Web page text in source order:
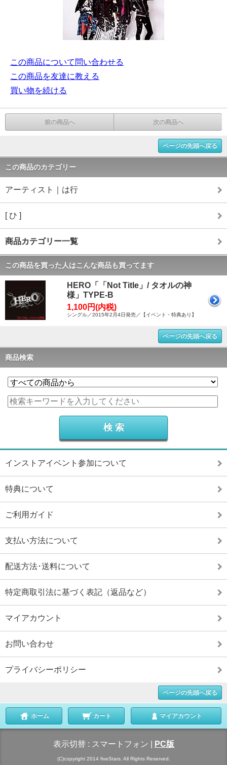
この商品について問い合わせる
この商品を友達に教える
買い物を続ける
前の商品へ 次の商品へ
ページの先頭へ戻る
この商品のカテゴリー
アーティスト｜は行
[ ひ ]
商品カテゴリー一覧
この商品を買った人はこんな商品も買ってます
HERO「「Not Title」/ タオルの神
様」TYPE-B
1,100円(内税)
シングル／2015年2月4日発売／【イベント・特典あり】
ページの先頭へ戻る
商品検索
インストアイベント参加について
特典について
ご利用ガイド
支払い方法について
配送方法･送料について
特定商取引法に基づく表記（返品など）
マイアカウント
お問い合わせ
プライバシーポリシー
ページの先頭へ戻る
ホーム カート マイアカウント
表示切替 : スマートフォン PC版
(C)copyright 2014 fiveStars. All Rights Reserved.